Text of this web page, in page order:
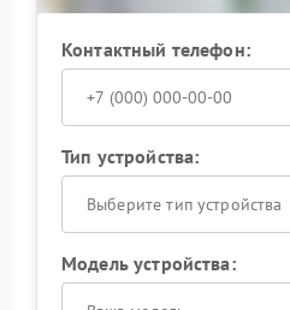
Контактный телефон:
Тип устройства:
Выберите тип устройства
Модель устройства: